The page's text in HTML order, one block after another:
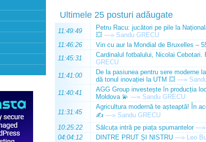
Ultimele 25 posturi adăugate
11:49:49
Petru Racu: jucători pe pile la
💥 —» Sandu GRECU
11:46:26
Vin cu aur la Mondial de Bruxelles –
11:45:31
Cardinalul fotbalului, Nicolai
GRECU
11:41:00
De la pasiunea pentru sere moderne
dă tonul inovației la UTM 💥 —»
11:40:41
AGG Group investește în producția
Moldova 💫 —» Sandu GRECU
11:31:45
Agricultura modernă te așteaptă! În
✍️ —» Sandu GRECU
10:25:22
Sălcuța intră pe piața spumantelor —»
04:04:12
DINTRE PRUT ȘI NISTRU —» Leo